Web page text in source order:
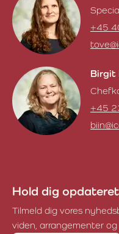
+45
Birgit
+45
Hold dig
Tilmeld dig vores
viden, arrangementer